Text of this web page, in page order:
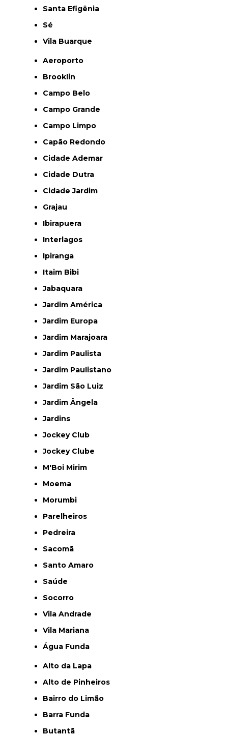
Santa Efigênia
Sé
Vila Buarque
Aeroporto
Brooklin
Campo Belo
Campo Grande
Campo Limpo
Capão Redondo
Cidade Ademar
Cidade Dutra
Cidade Jardim
Grajau
Ibirapuera
Interlagos
Ipiranga
Itaim Bibi
Jabaquara
Jardim América
Jardim Europa
Jardim Marajoara
Jardim Paulista
Jardim Paulistano
Jardim São Luiz
Jardim Ângela
Jardins
Jockey Club
Jockey Clube
M'Boi Mirim
Moema
Morumbi
Parelheiros
Pedreira
Sacomã
Santo Amaro
Saúde
Socorro
Vila Andrade
Vila Mariana
Água Funda
Alto da Lapa
Alto de Pinheiros
Bairro do Limão
Barra Funda
Butantã